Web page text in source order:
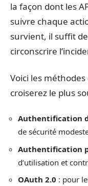
la façon dont les
suivre chaque
survient, il suffit
circonscrire
Voici les
croiserez le plus
Authentification
de sécurité
Authentification
d’utilisation et
OAuth 2.0 : pour